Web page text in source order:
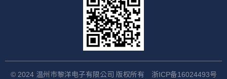
© 2024 温州市黎洋电子有限公司 版权所有 浙ICP备16024493号